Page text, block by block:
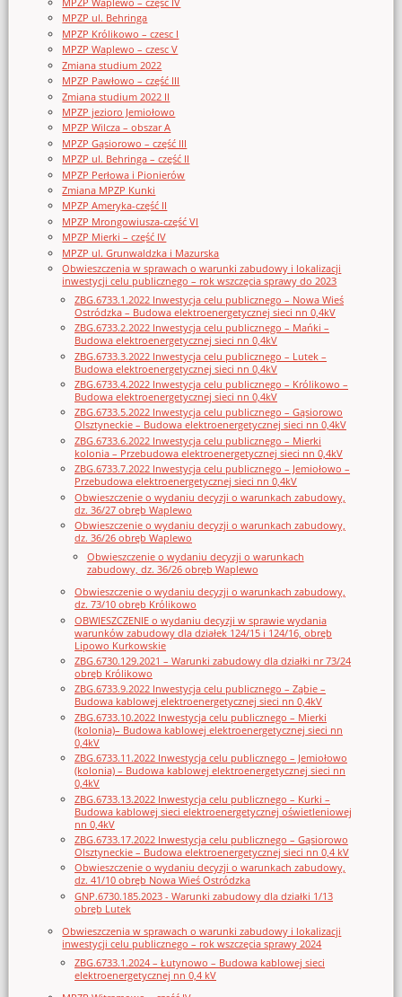
MPZP ul. Behringa
MPZP Królikowo – czesc I
MPZP Waplewo – czesc V
Zmiana studium 2022
MPZP Pawłowo – część III
Zmiana studium 2022 II
MPZP jezioro Jemiołowo
MPZP Wilcza – obszar A
MPZP Gąsiorowo – część III
MPZP ul. Behringa – część II
MPZP Perłowa i Pionierów
Zmiana MPZP Kunki
MPZP Ameryka-część II
MPZP Mrongowiusza-część VI
MPZP Mierki – część IV
MPZP ul. Grunwaldzka i Mazurska
Obwieszczenia w sprawach o warunki zabudowy i lokalizacji
inwestycji celu publicznego – rok wszczęcia sprawy do 2023
ZBG.6733.1.2022 Inwestycja celu publicznego – Nowa Wieś
Ostródzka – Budowa elektroenergetycznej sieci nn 0,4kV
ZBG.6733.2.2022 Inwestycja celu publicznego – Mańki –
Budowa elektroenergetycznej sieci nn 0,4kV
ZBG.6733.3.2022 Inwestycja celu publicznego – Lutek –
Budowa elektroenergetycznej sieci nn 0,4kV
ZBG.6733.4.2022 Inwestycja celu publicznego – Królikowo –
Budowa elektroenergetycznej sieci nn 0,4kV
ZBG.6733.5.2022 Inwestycja celu publicznego – Gąsiorowo
Olsztyneckie – Budowa elektroenergetycznej sieci nn 0,4kV
ZBG.6733.6.2022 Inwestycja celu publicznego – Mierki
kolonia – Przebudowa elektroenergetycznej sieci nn 0,4kV
ZBG.6733.7.2022 Inwestycja celu publicznego – Jemiołowo –
Przebudowa elektroenergetycznej sieci nn 0,4kV
Obwieszczenie o wydaniu decyzji o warunkach zabudowy,
dz. 36/27 obręb Waplewo
Obwieszczenie o wydaniu decyzji o warunkach zabudowy,
dz. 36/26 obręb Waplewo
Obwieszczenie o wydaniu decyzji o warunkach
zabudowy, dz. 36/26 obręb Waplewo
Obwieszczenie o wydaniu decyzji o warunkach zabudowy,
dz. 73/10 obręb Królikowo
OBWIESZCZENIE o wydaniu decyzji w sprawie wydania
warunków zabudowy dla działek 124/15 i 124/16, obręb
Lipowo Kurkowskie
ZBG.6730.129.2021 – Warunki zabudowy dla działki nr 73/24
obręb Królikowo
ZBG.6733.9.2022 Inwestycja celu publicznego – Ząbie –
Budowa kablowej elektroenergetycznej sieci nn 0,4kV
ZBG.6733.10.2022 Inwestycja celu publicznego – Mierki
(kolonia)– Budowa kablowej elektroenergetycznej sieci nn
0,4kV
ZBG.6733.11.2022 Inwestycja celu publicznego – Jemiołowo
(kolonia) – Budowa kablowej elektroenergetycznej sieci nn
0,4kV
ZBG.6733.13.2022 Inwestycja celu publicznego – Kurki –
Budowa kablowej sieci elektroenergetycznej oświetleniowej
nn 0,4kV
ZBG.6733.17.2022 Inwestycja celu publicznego – Gąsiorowo
Olsztyneckie – Budowa elektroenergetycznej sieci nn 0,4 kV
Obwieszczenie o wydaniu decyzji o warunkach zabudowy,
dz. 41/10 obręb Nowa Wieś Ostródzka
GNP.6730.185.2023 - Warunki zabudowy dla działki 1/13
obręb Lutek
Obwieszczenia w sprawach o warunki zabudowy i lokalizacji
inwestycji celu publicznego – rok wszczęcia sprawy 2024
ZBG.6733.1.2024 – Łutynowo – Budowa kablowej sieci
elektroenergetycznej nn 0,4 kV